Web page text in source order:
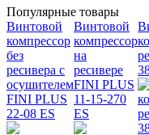
Популярные товары
Винтовой
компрессор
без
ресивера с
осушителем
FINI PLUS
22-08 ES
Винтовой
компрессор
на
ресивере
FINI PLUS
11-15-270
ES